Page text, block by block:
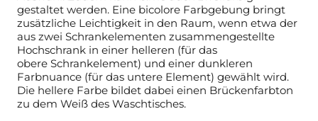
gestaltet werden. Eine bicolore Farbgebung bringt
zusätzliche Leichtigkeit in den Raum, wenn etwa der
aus zwei Schrankelementen zusammengestellte
Hochschrank in einer helleren (für das
obere Schrankelement) und einer dunkleren
Farbnuance (für das untere Element) gewählt wird.
Die hellere Farbe bildet dabei einen Brückenfarbton
zu dem Weiß des Waschtisches.